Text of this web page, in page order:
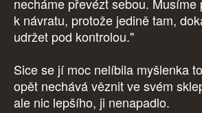
necháme převézt sebou. Musíme
k návratu, protože jedině tam,
udržet pod kontrolou."
Sice se jí moc nelíbila myšlenka
opět nechává věznit ve svém
ale nic lepšího, ji nenapadlo.